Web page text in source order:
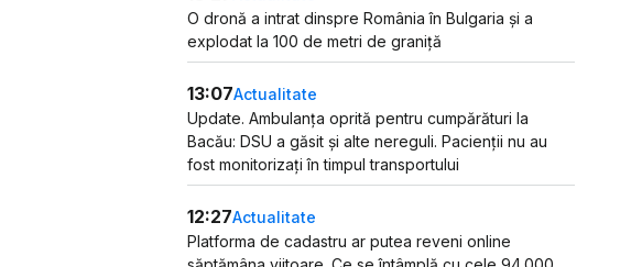
O dronă a intrat dinspre România în Bulgaria și a
explodat la 100 de metri de graniță
13:07Actualitate
Update. Ambulanța oprită pentru cumpărături la
Bacău: DSU a găsit și alte nereguli. Pacienții nu au
fost monitorizați în timpul transportului
12:27Actualitate
Platforma de cadastru ar putea reveni online